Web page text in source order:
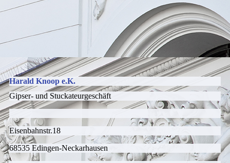
Harald Knoop e.K.
Gipser- und Stuckateurgeschäft
Eisenbahnstr.18
68535 Edingen-Neckarhausen